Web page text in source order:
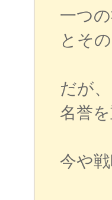
一つ
とそ
だが
名誉
今や戦